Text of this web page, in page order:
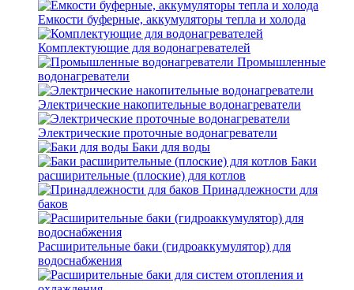
Емкости буферные, аккумуляторы тепла и холода
Комплектующие для водонагревателей
Промышленные
водонагреватели
Электрические накопительные водонагреватели
Электрические проточные водонагреватели
Баки для воды
Баки
расширительные (плоские) для котлов
Принадлежности для
баков
Расширительные баки (гидроаккумулятор) для
водоснабжения